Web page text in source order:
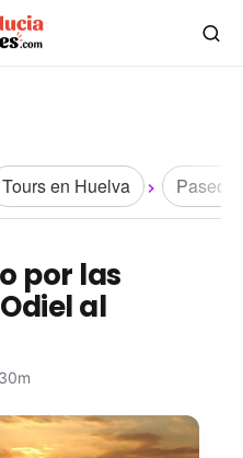
Tours en Huelva Paseos
por las
al